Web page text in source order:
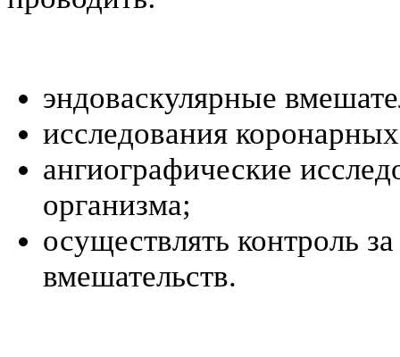
эндоваскулярные
исследования
ангиографические
организма;
осуществлять контроль
вмешательств.